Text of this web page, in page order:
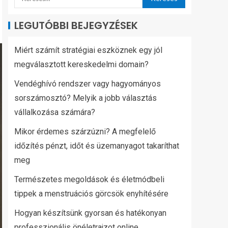
LEGUTÓBBI BEJEGYZÉSEK
Miért számít stratégiai eszköznek egy jól
megválasztott kereskedelmi domain?
Vendéghívó rendszer vagy hagyományos
sorszámosztó? Melyik a jobb választás
vállalkozása számára?
Mikor érdemes szárzúzni? A megfelelő
időzítés pénzt, időt és üzemanyagot takaríthat
meg
Természetes megoldások és életmódbeli
tippek a menstruációs görcsök enyhítésére
Hogyan készítsünk gyorsan és hatékonyan